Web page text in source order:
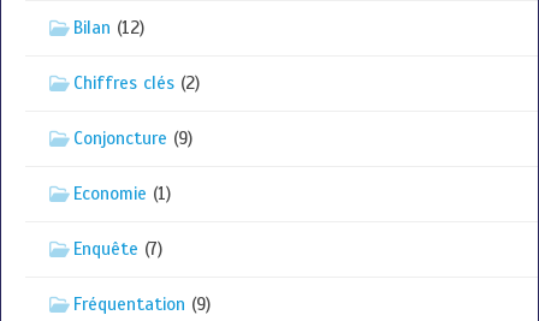
Bilan (12)
Chiffres clés (2)
Conjoncture (9)
Economie (1)
Enquête (7)
Fréquentation (9)